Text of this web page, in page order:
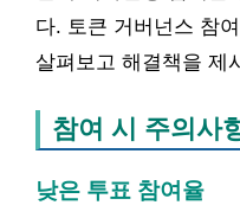
다. 토큰 거버넌스 참
살펴보고 해결책을 제
참여 시 주의사
낮은 투표 참여율